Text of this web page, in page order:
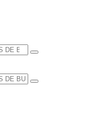
Búsqueda
Búsqueda